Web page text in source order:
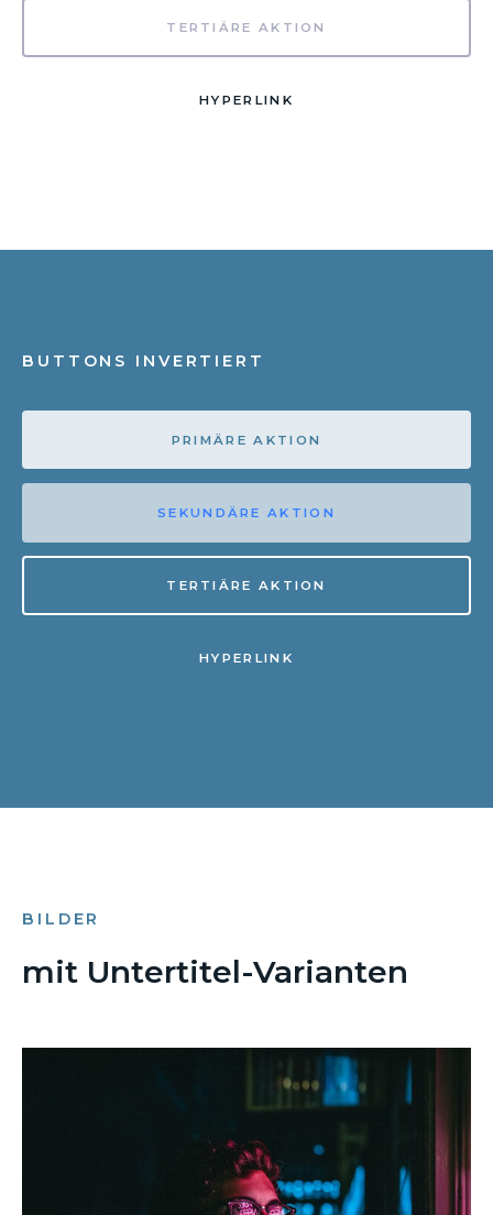
TERTIÄRE AKTION
HYPERLINK
BUTTONS INVERTIERT
PRIMÄRE AKTION
SEKUNDÄRE AKTION
TERTIÄRE AKTION
HYPERLINK
BILDER
mit Untertitel-Varianten